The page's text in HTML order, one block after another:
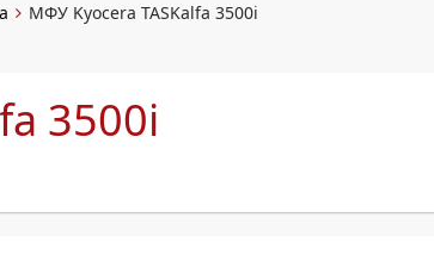
ДЛЯ
МФУ Kyocera TASKalfa 3500i
3500i